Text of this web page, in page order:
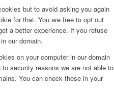
but to avoid asking you again
for that. You are free to opt out
a better experience. If you refuse
our domain.
on your computer in our domain
security reasons we are not able to
You can check these in your